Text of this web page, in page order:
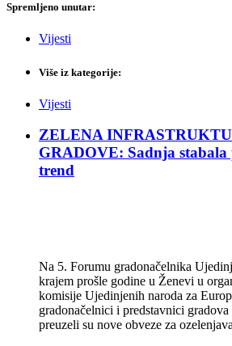
Spremljeno unutar:
Vijesti
Više iz kategorije:
Vijesti
ZELENA
GRADOVE: Sadnja stabala
trend
Na 5. Forumu gradonačelnika
krajem prošle godine u Ženevi u
komisije Ujedinjenih naroda za
gradonačelnici i predstavnici
preuzeli su nove obveze za